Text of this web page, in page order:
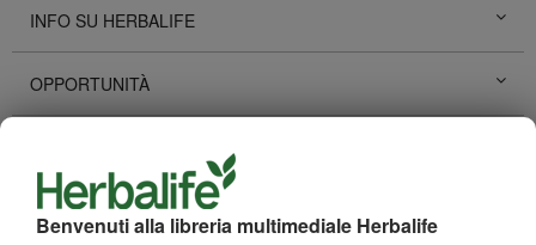
Benvenuti alla libreria multimediale Herbalife
INFO SU HERBALIFE
OPPORTUNITÀ
SVILUPPO PERSONALE